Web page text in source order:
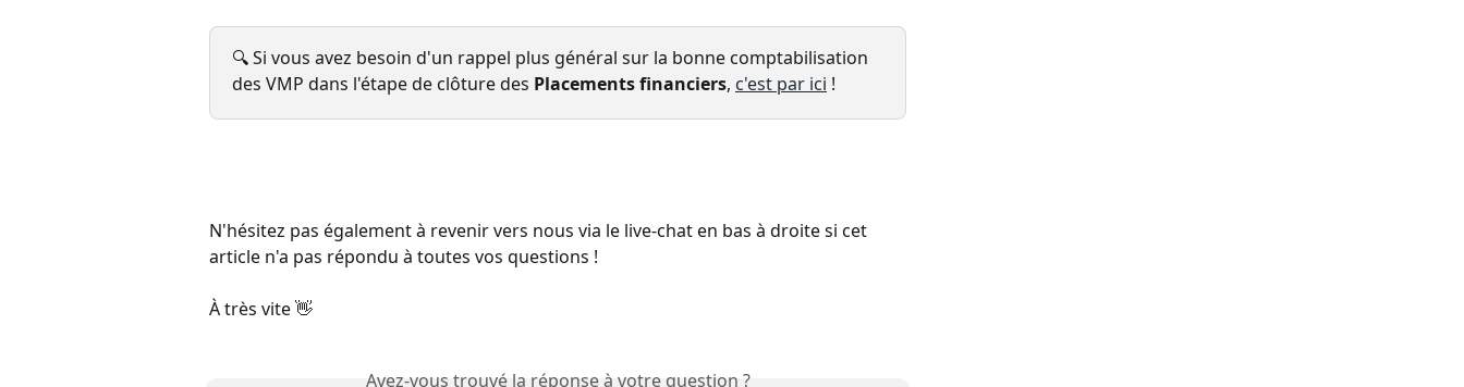
🔍 Si vous avez besoin d'un rappel plus général sur la bonne comptabilisation
des VMP dans l'étape de clôture des Placements financiers, c'est par ici !
N'hésitez pas également à revenir vers nous via le live-chat en bas à droite si cet
article n'a pas répondu à toutes vos questions !
À très vite 👋
Avez-vous trouvé la réponse à votre question ?